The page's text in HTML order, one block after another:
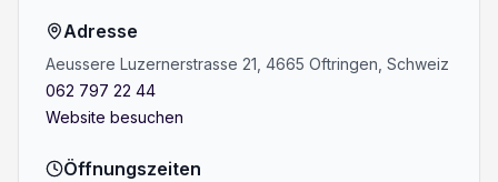
Adresse
Aeussere Luzernerstrasse 21, 4665 Oftringen, Schweiz
062 797 22 44
Website besuchen
Öffnungszeiten